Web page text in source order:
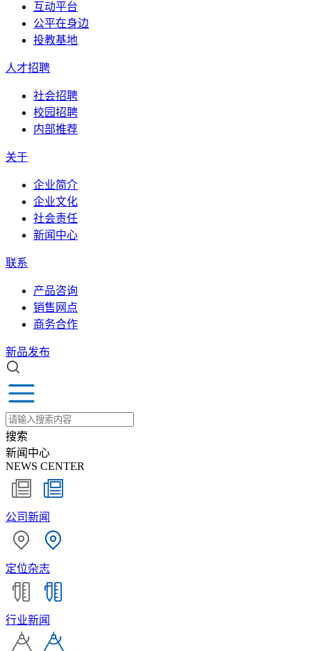
互动平台
公平在身边
投教基地
人才招聘
社会招聘
校园招聘
内部推荐
关于
企业简介
企业文化
社会责任
新闻中心
联系
产品咨询
销售网点
商务合作
新品发布
搜索
新闻中心
NEWS CENTER
公司新闻
定位杂志
行业新闻